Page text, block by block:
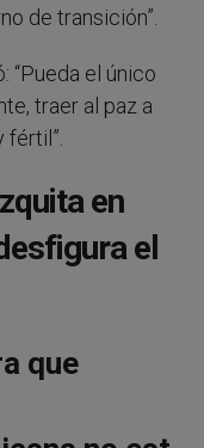
de transición”.
“Pueda el único
traer al paz a
fértil”.
en
el
que